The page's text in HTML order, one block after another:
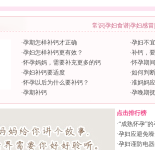
常识 孕妇食谱孕妇感冒
·孕期怎样补钙才正确
·孕妇怎样补钙更有效？
·怀孕妈妈，需要补充更多的钙
·孕妇补钙要适度
·怀孕以后为什么要补钙？
·孕期补钙
·孕妇不
·补钙，
·怀孕期
·如何判
·准妈妈
·孕晚期
点击排行榜
·“成熟怀孕”
·孕妇应避免
·孕妇谨防电